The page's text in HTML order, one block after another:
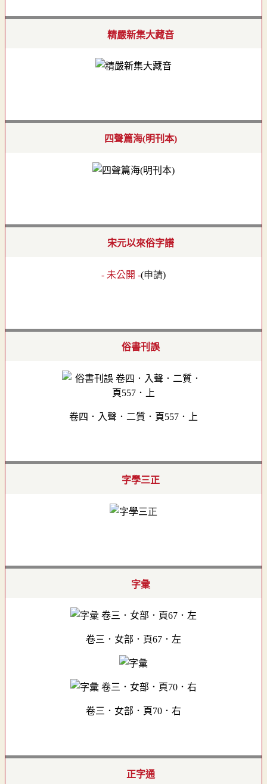
精嚴新集大藏音
四聲篇海(明刊本)
宋元以來俗字譜
- 未公開 -(申請)
俗書刊誤
卷四．入聲．二質．頁557．上
字學三正
字彙
卷三．女部．頁67．左
卷三．女部．頁70．右
正字通